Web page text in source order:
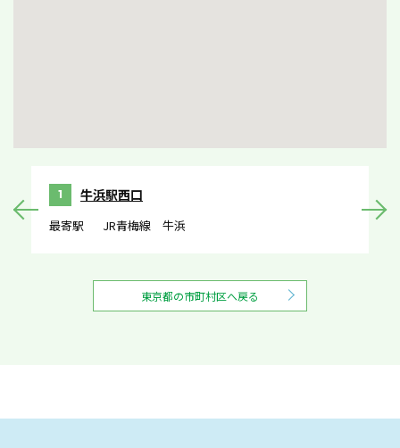
1 牛浜駅西口
最寄駅 JR青梅線 牛浜
東京都の市町村区へ戻る